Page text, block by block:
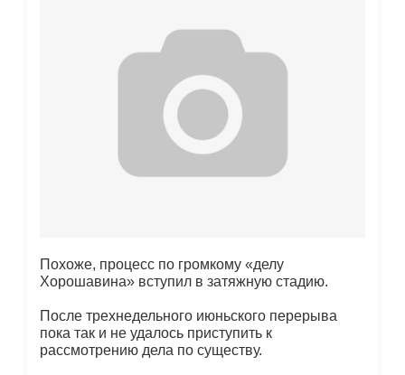
Похоже, процесс по громкому «делу
Хорошавина» вступил в затяжную стадию.
После трехнедельного июньского перерыва
пока так и не удалось приступить к
рассмотрению дела по существу.